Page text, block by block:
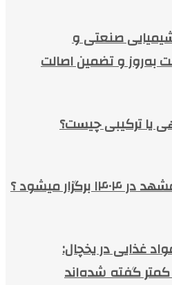
صنعتی و
به‌روز و تضمین اصالت
یا ترکیبی چیست؟
میشود ؟
غذایی در یخچال:
گفته شده‌اند